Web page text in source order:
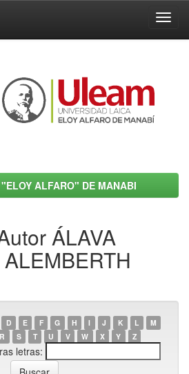
ALFARO" DE MANABI
ÁLAVA
D E F G H I J K L
M
R S T U V W X Y Z
letras: